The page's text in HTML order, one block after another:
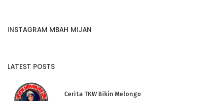
INSTAGRAM MBAH MIJAN
LATEST POSTS
Cerita TKW Bikin Melongo